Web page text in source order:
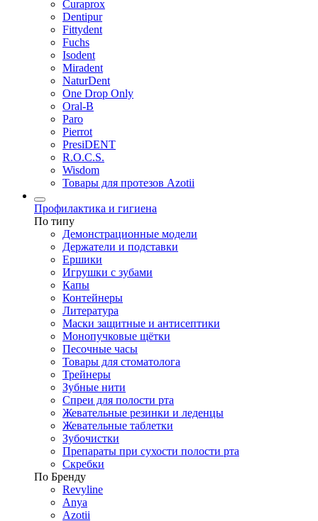
Curaprox
Dentipur
Fittydent
Fuchs
Isodent
Miradent
NaturDent
One Drop Only
Oral-B
Paro
Pierrot
PresiDENT
R.O.C.S.
Wisdom
Товары для протезов Azotii
Профилактика и гигиена
По типу
Демонстрационные модели
Держатели и подставки
Ершики
Игрушки с зубами
Капы
Контейнеры
Литература
Маски защитные и антисептики
Монопучковые щётки
Песочные часы
Товары для стоматолога
Трейнеры
Зубные нити
Спреи для полости рта
Жевательные резинки и леденцы
Жевательные таблетки
Зубочистки
Препараты при сухости полости рта
Скребки
По Бренду
Revyline
Anya
Azotii